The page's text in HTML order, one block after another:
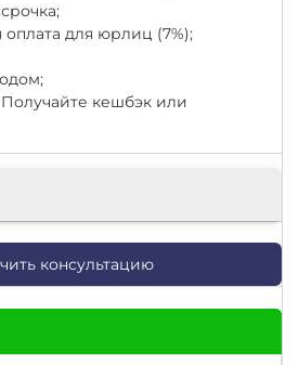
оплата для юрлиц (7%);
кешбэк или
консультацию